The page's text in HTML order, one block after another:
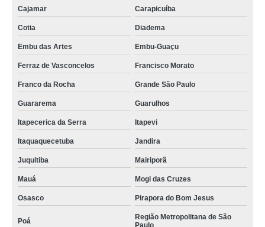
Cajamar Carapicuíba
Cotia Diadema
Embu das Artes Embu-Guaçu
Ferraz de Vasconcelos Francisco Morato
Franco da Rocha Grande São Paulo
Guararema Guarulhos
Itapecerica da Serra Itapevi
Itaquaquecetuba Jandira
Juquitiba Mairiporã
Mauá Mogi das Cruzes
Osasco Pirapora do Bom Jesus
Poá
Região Metropolitana de São
Paulo